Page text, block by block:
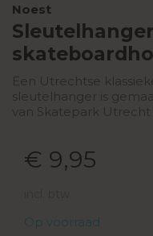
Noest
Een Utrechtse
sleutelhanger is
van Skatepark
€ 9,95
Op voorraad